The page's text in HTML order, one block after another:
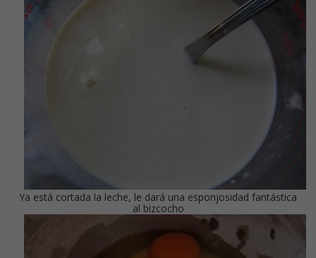
Ya está cortada la leche, le dará una esponjosidad fantástica
al bizcocho